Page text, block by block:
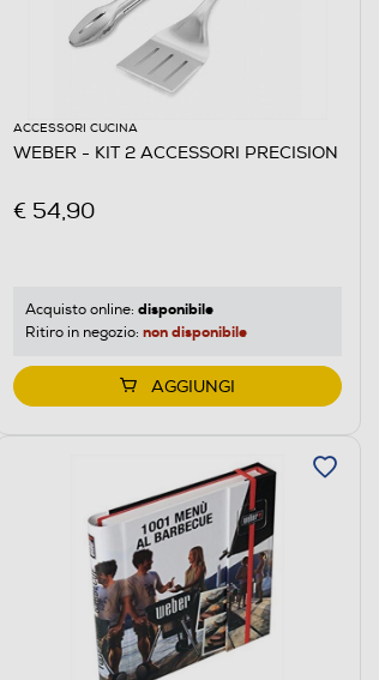
ACCESSORI CUCINA
WEBER - KIT 2 ACCESSORI PRECISION
€ 54,90
Acquisto online: disponibile
Ritiro in negozio: non disponibile
AGGIUNGI